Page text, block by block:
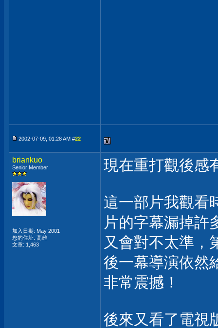
2002-07-09, 01:28 AM #22
briankuo
Senior Member
加入日期: May 2001
您的住址: 高雄
文章: 1,463
現在重打觀後感
這一部片我觀看
片的字幕漏掉許
又會對不太準，
後一幕導演依然
非常震撼！
後來又看了電視